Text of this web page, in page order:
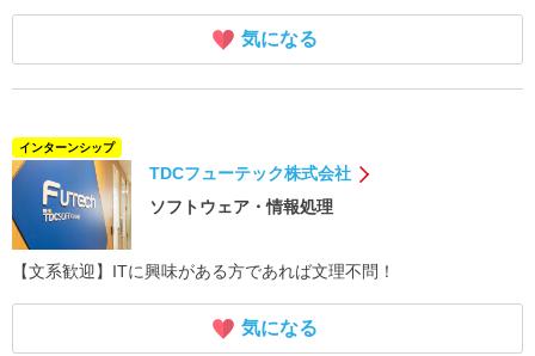
気になる
インターンシップ
TDCフューテック株式会社
ソフトウェア・情報処理
【文系歓迎】ITに興味がある方であれば文理不問！
気になる